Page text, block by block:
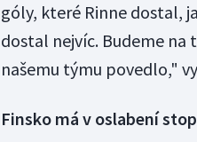
góly, které Rinne dostal,
dostal nejvíc. Budeme
našemu týmu povedlo,"
Finsko má v oslabení